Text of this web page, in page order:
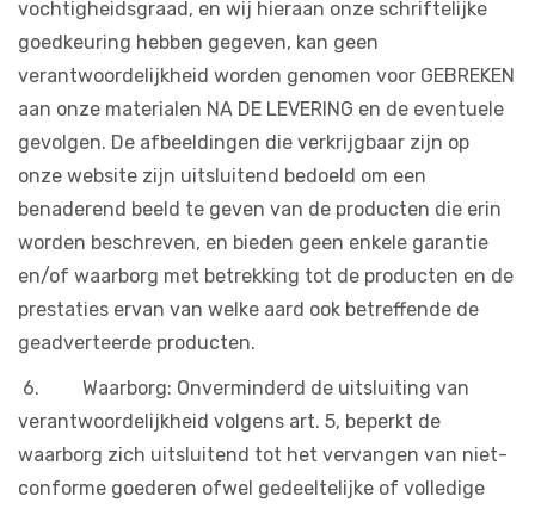
vochtigheidsgraad, en wij hieraan onze schriftelijke
goedkeuring hebben gegeven, kan geen
verantwoordelijkheid worden genomen voor GEBREKEN
aan onze materialen NA DE LEVERING en de eventuele
gevolgen. De afbeeldingen die verkrijgbaar zijn op
onze website zijn uitsluitend bedoeld om een
benaderend beeld te geven van de producten die erin
worden beschreven, en bieden geen enkele garantie
en/of waarborg met betrekking tot de producten en de
prestaties ervan van welke aard ook betreffende de
geadverteerde producten.
6. Waarborg: Onverminderd de uitsluiting van
verantwoordelijkheid volgens art. 5, beperkt de
waarborg zich uitsluitend tot het vervangen van niet-
conforme goederen ofwel gedeeltelijke of volledige